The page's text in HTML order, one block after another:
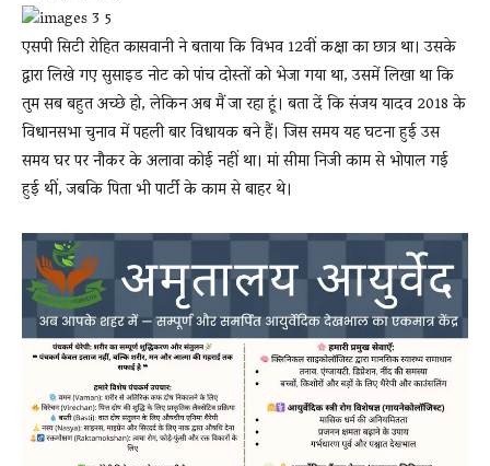
एसपी सिटी रोहित कासवानी ने बताया कि विभव 12वीं कक्षा का छात्र था। उसके
द्वारा लिखे गए सुसाइड नोट को पांच दोस्तों को भेजा गया था, उसमें लिखा था कि
तुम सब बहुत अच्छे हो, लेकिन अब मैं जा रहा हूं। बता दें कि संजय यादव 2018 के
विधानसभा चुनाव में पहली बार विधायक बने हैं। जिस समय यह घटना हुई उस
समय घर पर नौकर के अलावा कोई नहीं था। मां सीमा निजी काम से भोपाल गई
हुई थीं, जबकि पिता भी पार्टी के काम से बाहर थे।